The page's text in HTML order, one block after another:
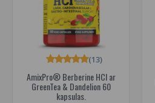
AmixPro® Berberine HCl ar
GreenTea & Dandelion 60
kapsulas.
(13)